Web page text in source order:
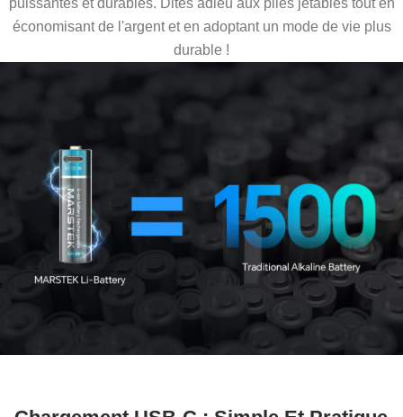
puissantes et durables. Dites adieu aux piles jetables tout en
économisant de l'argent et en adoptant un mode de vie plus
durable !